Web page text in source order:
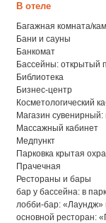
В отеле
Багажная комната/
Бани и сауны
Банкомат
Бассейны: открытый
Библиотека
Бизнес-центр
Косметологический
Магазин
Массажный кабинет
Медпункт
Парковка крытая
Прачечная
Рестораны и бары
бар у бассейна: в
лобби-бар: «Лаундж»
основной ресторан: